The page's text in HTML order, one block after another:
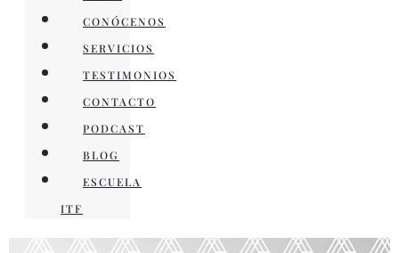
CONÓCENOS
SERVICIOS
TESTIMONIOS
CONTACTO
PODCAST
BLOG
ESCUELA
ITF